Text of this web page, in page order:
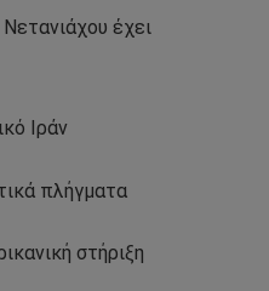
έχει
Ιράν
πλήγματα
στήριξη